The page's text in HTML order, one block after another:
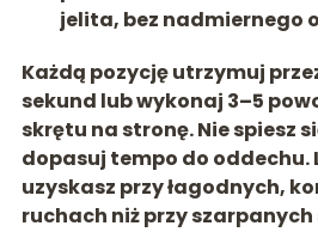
jelita, bez nadmiernego
Każdą pozycję utrzymuj
sekund lub wykonaj 3–5
skrętu na stronę.Nie spiesz
dopasuj tempo do oddechu.
uzyskasz przy łagodnych,
ruchach niż przy